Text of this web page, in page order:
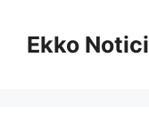
contenido
Ekko